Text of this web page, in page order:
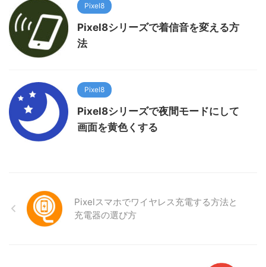
Pixel8
Pixel8シリーズで着信音を変える方
法
Pixel8
Pixel8シリーズで夜間モードにして
画面を黄色くする
Pixelスマホでワイヤレス充電する方法と
充電器の選び方